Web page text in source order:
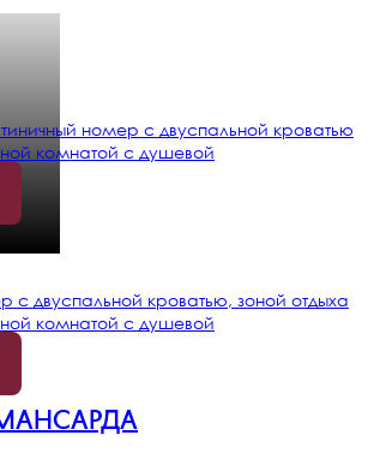
номер с двуспальной кроватью
комнатой с душевой
с двуспальной кроватью, зоной отдыха
комнатой с душевой